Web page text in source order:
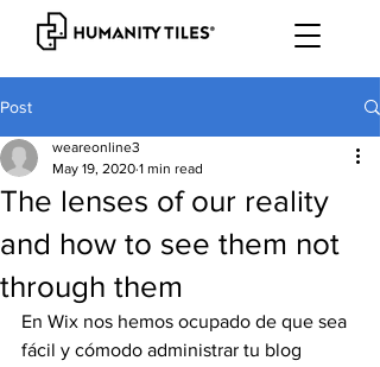
Post
The lenses of our reality
and how to see them not
through them
weareonline3
May 19, 2020 1 min read
En Wix nos hemos ocupado de que sea
fácil y cómodo administrar tu blog